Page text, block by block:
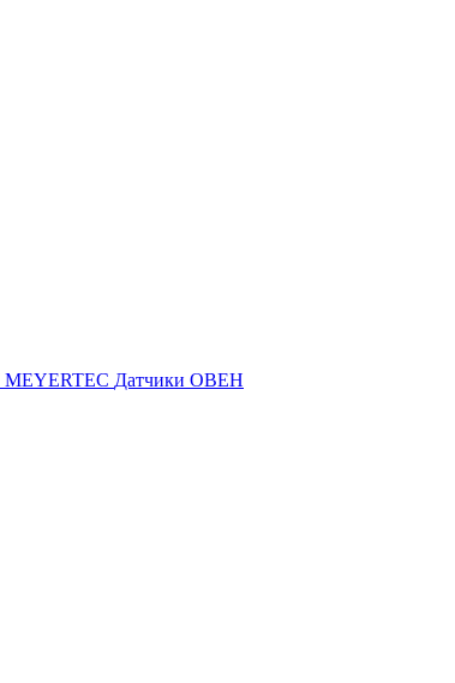
MEYERTEC Датчики ОВЕН